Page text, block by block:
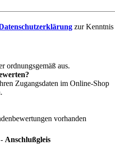
zur Kenntnis
ordnungsgemäß aus.
Zugangsdaten im Online-Shop
vorhanden
Anschlußgleis